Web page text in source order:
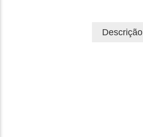
Descrição